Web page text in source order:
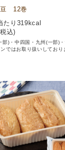
豆 12巻
たり319kcal
込)
)・中四国・九州(一部)
ではお取り扱いしており